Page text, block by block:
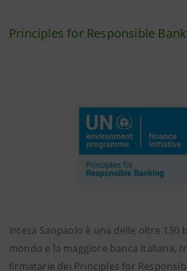
Principles for Responsible
Intesa Sanpaolo è una delle oltre 130
mondo e la maggiore banca italiana,
firmatarie dei Principles for